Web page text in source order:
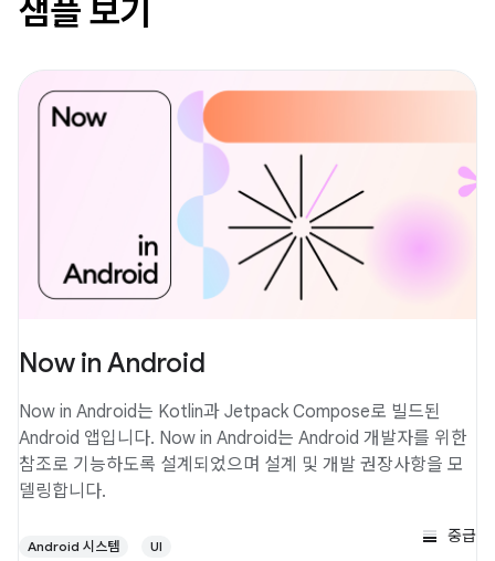
샘플 보기
Now in Android
Now in Android는 Kotlin과 Jetpack Compose로 빌드된
Android 앱입니다. Now in Android는 Android 개발자를 위한
참조로 기능하도록 설계되었으며 설계 및 개발 권장사항을 모
델링합니다.
Android 시스템 UI
중급